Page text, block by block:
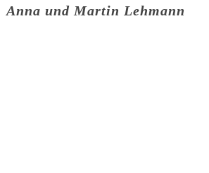
Anna und Martin Lehmann